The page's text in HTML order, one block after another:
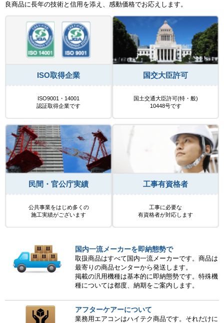
良商品に長年の技術と信用を添え、感動価格でお応えします。
ISO取得企業
ISO9001・14001
認証取得企業です
国交大臣許可
国土交通大臣許可(特・般)
10448号です
民間・官公庁実績
公共事業をはじめ多くの
施工実績がございます
工事有資格者
工事に必要な
有資格者が対応します
国内一流メーカーを即納態勢で
取扱商品はすべて国内一流メーカーです。商品は
最寄りの商品センターから発送します。
掲載の汎用機種は基本的に即納態勢です。特殊機
種については都度、納期をご案内します。
アフターケアーについて
業務用エアコンはハイテク商品です。それだけに